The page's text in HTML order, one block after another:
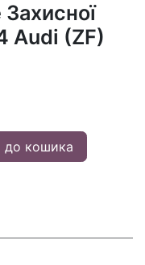
Audi (ZF)
до кошика